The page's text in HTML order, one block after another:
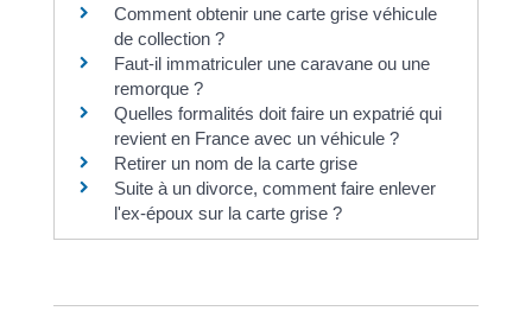
Comment obtenir une carte grise véhicule
de collection ?
Faut-il immatriculer une caravane ou une
remorque ?
Quelles formalités doit faire un expatrié qui
revient en France avec un véhicule ?
Retirer un nom de la carte grise
Suite à un divorce, comment faire enlever
l'ex-époux sur la carte grise ?